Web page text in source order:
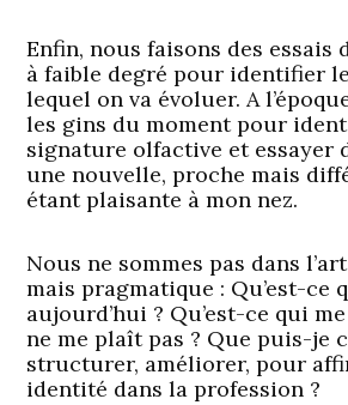
Enfin, nous faisons des essais
à faible degré pour identifier
lequel on va évoluer. A
les gins du moment pour
signature olfactive et essayer
une nouvelle, proche mais
étant plaisante à mon nez.
Nous ne sommes pas dans
mais pragmatique : Qu’est-ce
aujourd’hui ? Qu’est-ce qui
ne me plaît pas ? Que puis-je
structurer, améliorer, pour
identité dans la profession ?